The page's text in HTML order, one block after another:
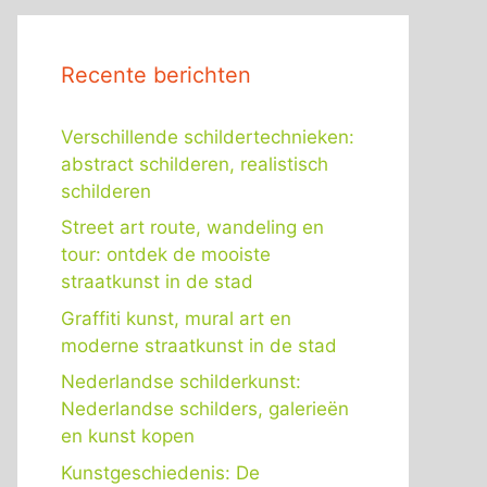
Recente berichten
Verschillende schildertechnieken:
abstract schilderen, realistisch
schilderen
Street art route, wandeling en
tour: ontdek de mooiste
straatkunst in de stad
Graffiti kunst, mural art en
moderne straatkunst in de stad
Nederlandse schilderkunst:
Nederlandse schilders, galerieën
en kunst kopen
Kunstgeschiedenis: De